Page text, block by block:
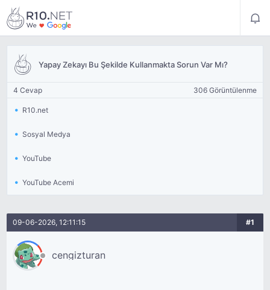
Yapay Zekayı Bu Şekilde Kullanmakta Sorun Var Mı?
4 Cevap 306 Görüntülenme
R10.net
Sosyal Medya
YouTube
YouTube Acemi
09-06-2026, 12:11:15 #1
cengizturan